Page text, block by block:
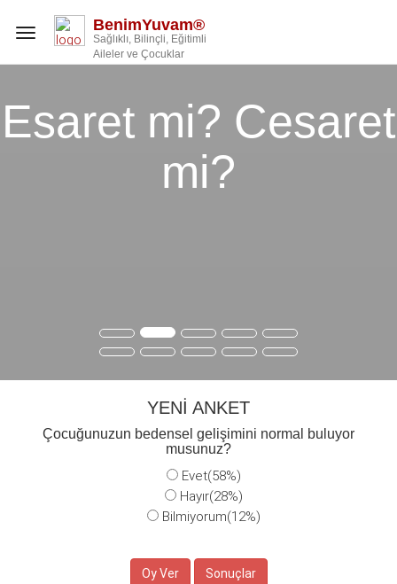
Toggle
BenimYuvam®
Sağlıklı, Bilinçli, Eğitimli
Aileler ve Çocuklar
Esaret mi? Cesaret
mi?
YENİ ANKET
Çocuğunuzun bedensel gelişimini normal buluyor
musunuz?
Evet(58%)
Hayır(28%)
Bilmiyorum(12%)